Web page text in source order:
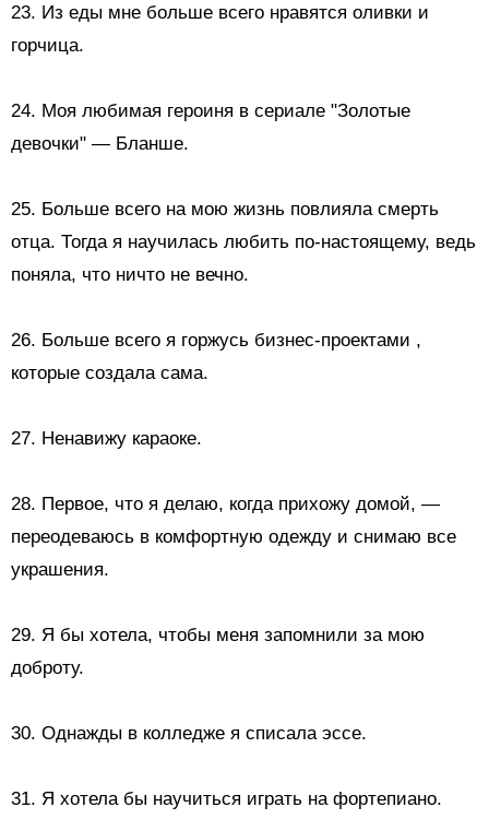
23. Из еды мне больше всего нравятся оливки и
горчица.
24. Моя любимая героиня в сериале "Золотые
девочки" — Бланше.
25. Больше всего на мою жизнь повлияла смерть
отца. Тогда я научилась любить по-настоящему, ведь
поняла, что ничто не вечно.
26. Больше всего я горжусь бизнес-проектами ,
которые создала сама.
27. Ненавижу караоке.
28. Первое, что я делаю, когда прихожу домой, —
переодеваюсь в комфортную одежду и снимаю все
украшения.
29. Я бы хотела, чтобы меня запомнили за мою
доброту.
30. Однажды в колледже я списала эссе.
31. Я хотела бы научиться играть на фортепиано.